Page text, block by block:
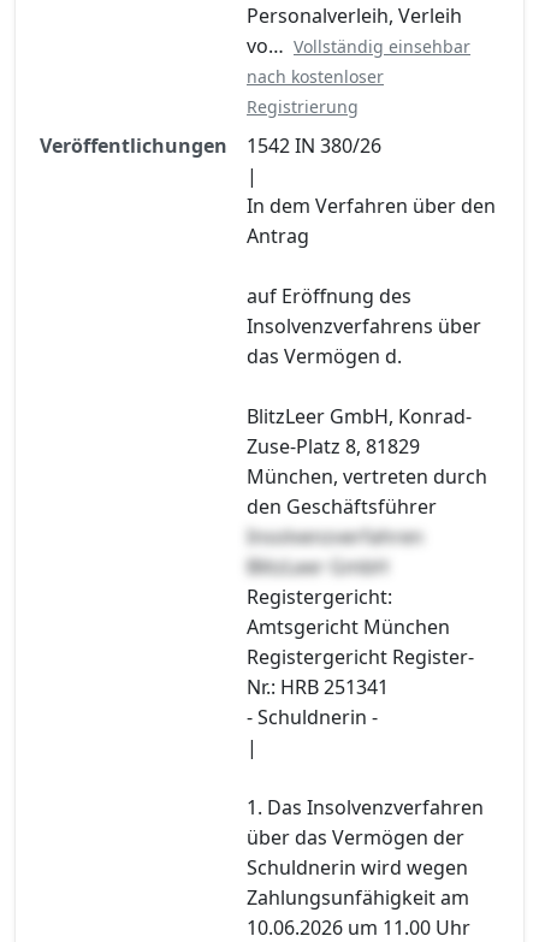
Personalverleih, Verleih
vo… Vollständig einsehbar
nach kostenloser
Registrierung
Veröffentlichungen
1542 IN 380/26
|
In dem Verfahren über den
Antrag
auf Eröffnung des
Insolvenzverfahrens über
das Vermögen d.
BlitzLeer GmbH, Konrad-
Zuse-Platz 8, 81829
München, vertreten durch
den Geschäftsführer
Insolvenzverfahren
BlitzLeer GmbH
Registergericht:
Amtsgericht München
Registergericht Register-
Nr.: HRB 251341
- Schuldnerin -
|
1. Das Insolvenzverfahren
über das Vermögen der
Schuldnerin wird wegen
Zahlungsunfähigkeit am
10.06.2026 um 11.00 Uhr